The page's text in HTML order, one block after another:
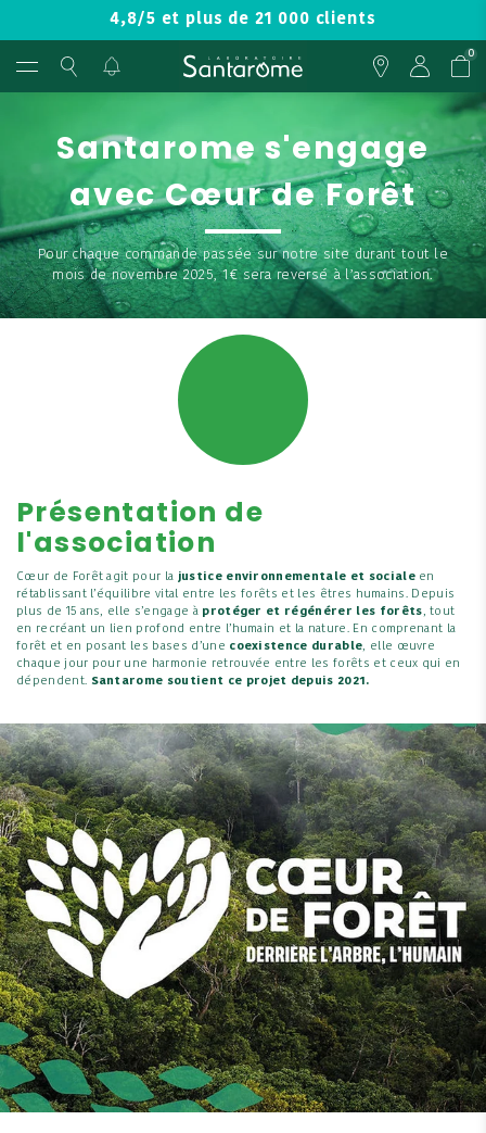
4,8/5 et plus de 21 000 clients
0
Santarome s'engage
avec Cœur de Forêt
Pour chaque commande passée sur notre site durant tout le
mois de novembre 2025, 1€ sera reversé à l’association.
Présentation de
l'association
Cœur de Forêt agit pour la justice environnementale et socialeen
rétablissant l’équilibre vital entre les forêts et les êtres humains. Depuis
plus de 15 ans, elle s’engage à protéger et régénérer les forêts, tout
en recréant un lien profond entre l’humain et la nature. En comprenant la
forêt et en posant les bases d’une coexistence durable, elle œuvre
chaque jour pour une harmonie retrouvée entre les forêts et ceux qui en
dépendent. Santarome soutient ce projet depuis 2021.